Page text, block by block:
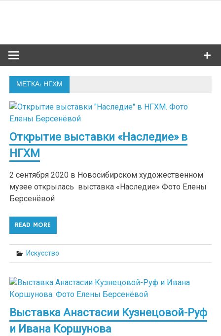
МЕТКА: НГХМ
Открытие выставки «Наследие» в
НГХМ
2 сентября 2020 в Новосибирском художественном
музее открылась выставка «Наследие» Фото Елены
Берсенёвой
READ MORE
Искусство
Выставка Анастасии Кузнецовой-Руф
и Ивана Коршунова